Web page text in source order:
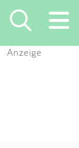
Anzeige